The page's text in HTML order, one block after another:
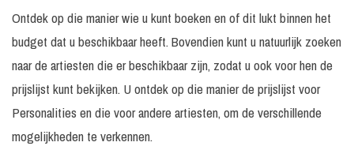
presentatrice of
dagvoorzitter in overleg Prijs op
aanvraag
typetje in overleg Prijs op
Popcorn Girl In overleg N.v.t. Prijs op
Ontdek op die manier wie u kunt boeken en of dit lukt binnen het
budget dat u beschikbaar heeft. Bovendien kunt u natuurlijk zoeken
naar de artiesten die er beschikbaar zijn, zodat u ook voor hen de
prijslijst kunt bekijken. U ontdek op die manier de prijslijst voor
Personalities en die voor andere artiesten, om de verschillende
mogelijkheden te verkennen.